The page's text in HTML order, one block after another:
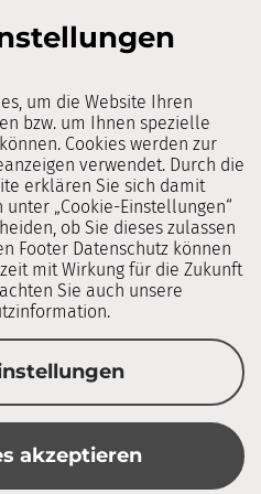
die Profis ein!
um die Website Ihren
bzw. um Ihnen spezielle
Cookies werden zur
verwendet. Durch die
erklären Sie sich damit
„Cookie-Einstellungen“
ob Sie dieses zulassen
Footer Datenschutz können
mit Wirkung für die Zukunft
Sie auch unsere
akzeptieren